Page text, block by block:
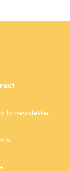
la newsletter